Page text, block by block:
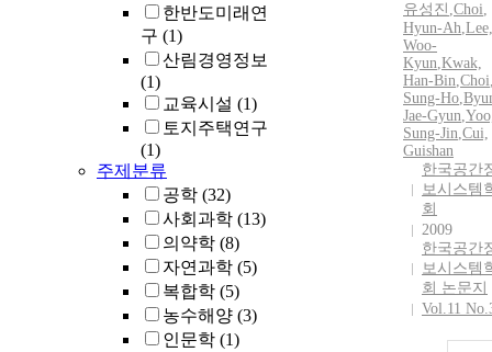
한반도미래연
구 (1)
산림경영정보
(1)
교육시설 (1)
토지주택연구
(1)
주제분류
공학 (32)
사회과학 (13)
의약학 (8)
자연과학 (5)
복합학 (5)
농수해양 (3)
인문학 (1)
유성진 ,Choi,
Hyun-Ah,Lee,
Woo-
Kyun,Kwak,
Han-Bin,Choi
Sung-Ho,
Jae-Gyun,
Sung-Jin,Cui,
Guishan
한국공간
보시스템
회
2009
한국공간
보시스템
회 논문지
Vol.11